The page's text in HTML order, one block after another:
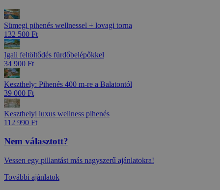
Sümegi pihenés wellnessel + lovagi torna
132 500 Ft
Igali feltöltődés fürdőbelépőkkel
34 900 Ft
Keszthely: Pihenés 400 m-re a Balatontól
39 000 Ft
Keszthelyi luxus wellness pihenés
112 990 Ft
Nem választott?
Vessen egy pillantást más nagyszerű ajánlatokra!
További ajánlatok